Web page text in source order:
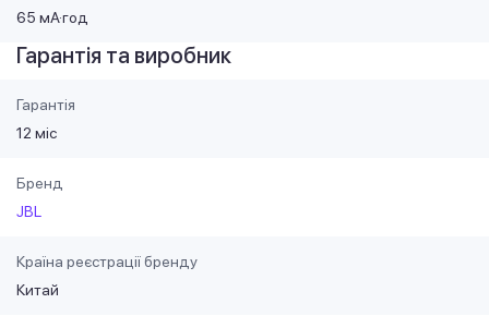
65 мА·год
Гарантія та виробник
Гарантія
12 міс
Бренд
JBL
Країна реєстрації бренду
Китай